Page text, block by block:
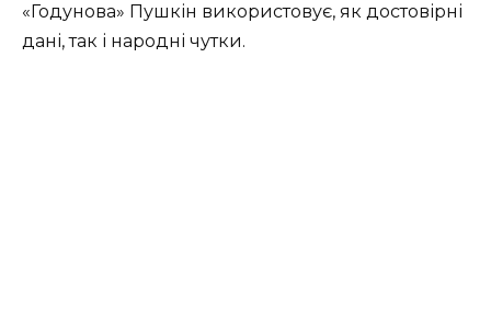
«Годунова» Пушкін використовує, як достовірні
дані, так і народні чутки.